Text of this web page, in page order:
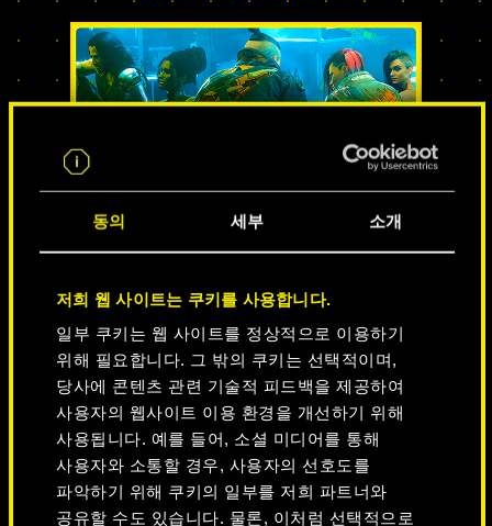
동의 세부 소개
저희 웹 사이트는 쿠키를 사용합니다.
일부 쿠키는 웹 사이트를 정상적으로 이용하기
위해 필요합니다. 그 밖의 쿠키는 선택적이며,
당사에 콘텐츠 관련 기술적 피드백을 제공하여
사용자의 웹사이트 이용 환경을 개선하기 위해
사용됩니다. 예를 들어, 소셜 미디어를 통해
사용자와 소통할 경우, 사용자의 선호도를
파악하기 위해 쿠키의 일부를 저희 파트너와
공유할 수도 있습니다. 물론, 이처럼 선택적으로
전설들의 도시